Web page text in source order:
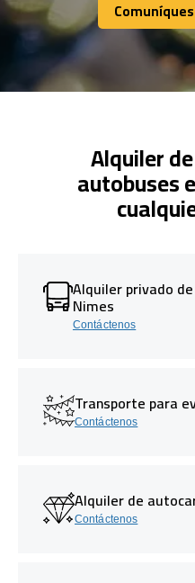
Alquiler
autobuses
Alquiler privado
Nimes
Contáctenos
Transporte para
Contáctenos
Alquiler de
Contáctenos